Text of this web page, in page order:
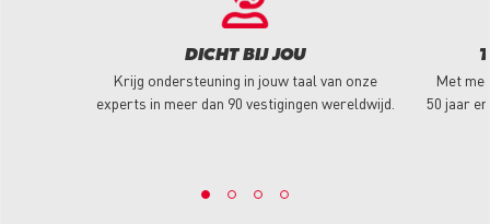
DICHT BIJ JOU
Krijg ondersteuning in jouw taal van onze
experts in meer dan 90 vestigingen wereldwijd.
Met
50 jaar